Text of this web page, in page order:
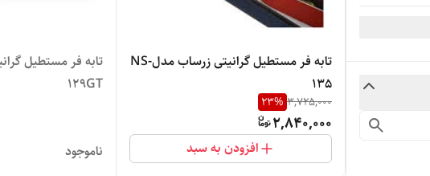
تابه فر مستطیل گرانیتی زرساب مدلNS-
135
3,725,000
23%
2,840,000
افزودن به سبد
129GT
ناموجود